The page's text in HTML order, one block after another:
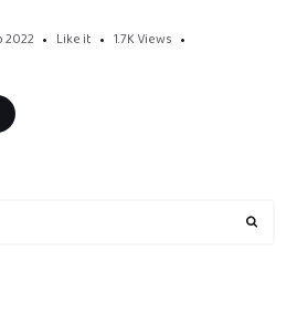
2022 Like it 1.7K Views